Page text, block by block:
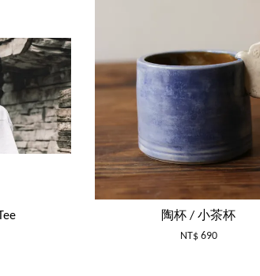
陶杯 / 小茶杯
NT$ 690